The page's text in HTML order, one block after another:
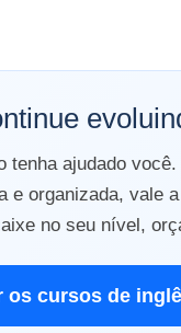
tenha ajudado
e organizada, vale
no seu nível,
os cursos de